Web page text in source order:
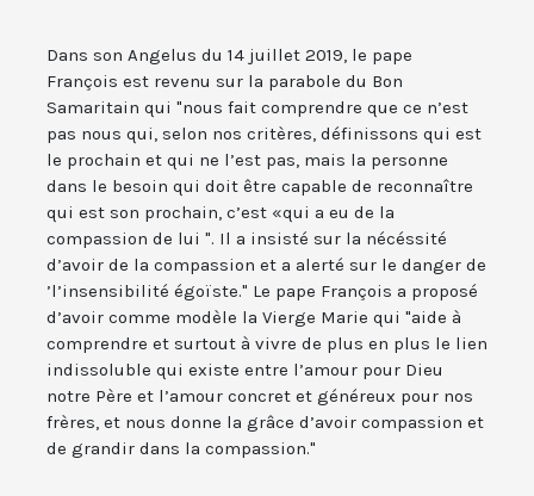
Dans son Angelus du 14 juillet 2019, le pape
François est revenu sur la parabole du Bon
Samaritain qui "nous fait comprendre que ce n’est
pas nous qui, selon nos critères, définissons qui est
le prochain et qui ne l’est pas, mais la personne
dans le besoin qui doit être capable de reconnaître
qui est son prochain, c’est «qui a eu de la
compassion de lui ". Il a insisté sur la nécéssité
d’avoir de la compassion et a alerté sur le danger de
’l’insensibilité égoïste." Le pape François a proposé
d’avoir comme modèle la Vierge Marie qui "aide à
comprendre et surtout à vivre de plus en plus le lien
indissoluble qui existe entre l’amour pour Dieu
notre Père et l’amour concret et généreux pour nos
frères, et nous donne la grâce d’avoir compassion et
de grandir dans la compassion."